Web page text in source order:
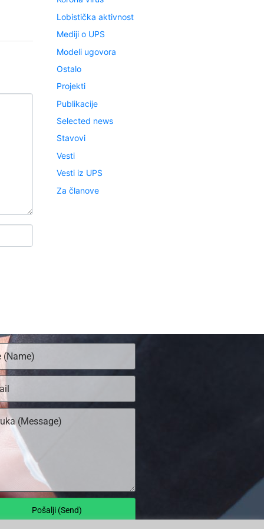
Lobistička aktivnost
Mediji o UPS
Modeli ugovora
Ostalo
Projekti
Publikacije
Selected news
Stavovi
Vesti
Vesti iz UPS
Za članove
Pošalji (Send)